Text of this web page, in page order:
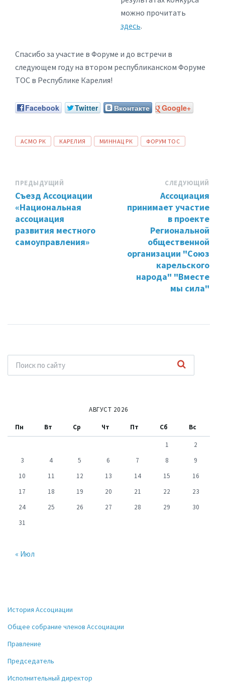
можно прочитать
здесь.
Спасибо за участие в Форуме и до встречи в
следующем году на втором республиканском Форуме
ТОС в Республике Карелия!
Facebook Twitter Вконтакте Google+
ТЕГИ:
АСМО РК КАРЕЛИЯ МИННАЦ РК ФОРУМ ТОС
ПРЕДЫДУЩИЙ
Съезд Ассоциации
«Национальная
ассоциация
развития местного
самоуправления»
СЛЕДУЮЩИЙ
Ассоциация
принимает участие
в проекте
Региональной
общественной
организации "Союз
карельского
народа" "Вместе
мы сила"
АВГУСТ 2026
Пн Вт Ср Чт Пт Сб Вс
1
2
3
4 5 6 7 8
9
10
11 12 13 14 15
16
17
18 19 20 21 22
23
24
25 26 27 28 29
30
31
« Июл
История Ассоциации
Общее собрание членов Ассоциации
Правление
Председатель
Исполнительный директор